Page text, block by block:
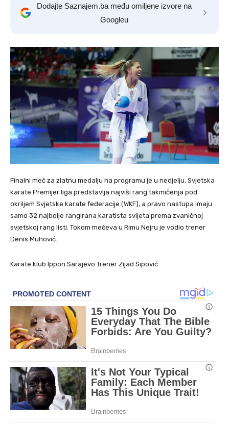
Dodajte Saznajem.ba među omiljene izvore na
Googleu
Finalni meč za zlatnu medalju na programu je u nedjelju. Svjetska
karate Premijer liga predstavlja najviši rang takmičenja pod
okriljem Svjetske karate federacije (WKF), a pravo nastupa imaju
samo 32 najbolje rangirana karatista svijeta prema zvaničnoj
svjetskoj rang listi. Tokom mečeva u Rimu Nejru je vodio trener
Denis Muhović.
Karate klub Ippon Sarajevo Trener Zijad Sipović